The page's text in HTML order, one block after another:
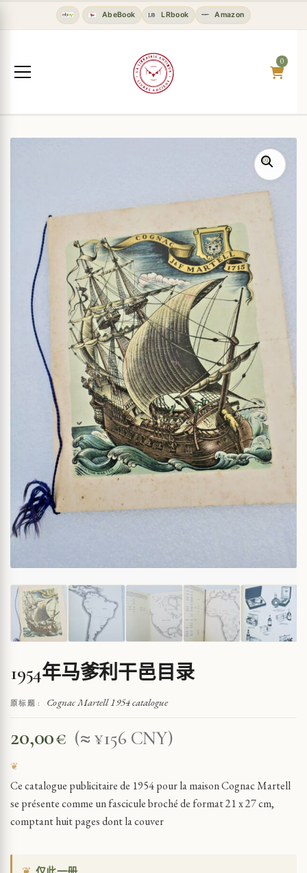
AbeBook LRbook Amazon
0
1954年马爹利干邑目录
原标题 : Cognac Martell 1954 catalogue
20,00€ (≈ ¥156 CNY)
Ce catalogue publicitaire de 1954 pour la maison Cognac Martell
se présente comme un fascicule broché de format 21 x 27 cm,
comptant huit pages dont la couver